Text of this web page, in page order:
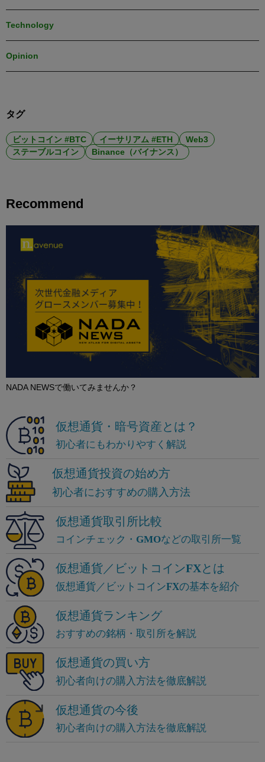
Technology
Opinion
タグ
ビットコイン #BTC イーサリアム #ETH
Web3
ステーブルコイン
Binance（バイナンス）
Recommend
NADA NEWSで働いてみませんか？